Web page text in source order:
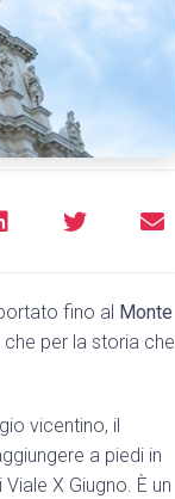
fino al Monte
per la storia che
vicentino, il
a piedi in
X Giugno. È un